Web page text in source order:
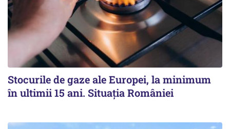
Stocurile de gaze ale Europei, la minimum
în ultimii 15 ani. Situația României